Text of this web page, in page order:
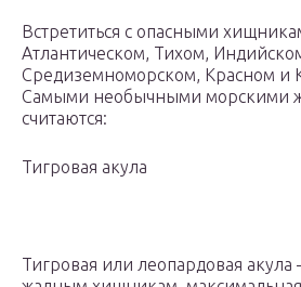
Встретиться с опасными
Атлантическом, Тихом,
Средиземноморском, Красном и
Самыми необычными морскими
считаются:
Тигровая акула
Тигровая или леопардовая акула